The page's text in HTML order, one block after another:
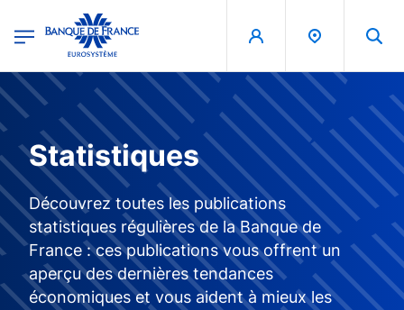
Banque de France - Menu Principal
Statistiques
Découvrez toutes les publications
statistiques régulières de la Banque de
France : ces publications vous offrent un
aperçu des dernières tendances
économiques et vous aident à mieux les